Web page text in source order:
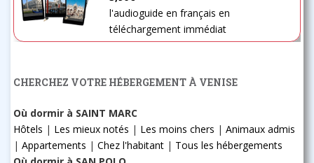
l'audioguide en français en
téléchargement immédiat
CHERCHEZ VOTRE HÉBERGEMENT À VENISE
Où dormir à SAINT MARC
Hôtels | Les mieux notés | Les moins chers | Animaux admis
| Appartements | Chez l'habitant | Tous les hébergements